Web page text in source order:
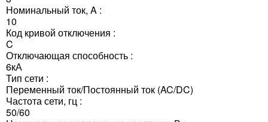
Номинальный ток, A :
10
Код кривой отключения :
C
Отключающая способность :
6кА
Тип сети :
Переменный ток/Постоянный ток (AC/DC)
Частота сети, гц :
50/60